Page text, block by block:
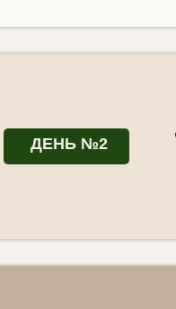
ДЕНЬ №2